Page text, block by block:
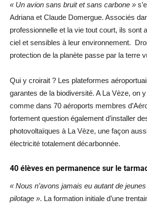
« Un avion sans bruit et sans carbone »
Adriana et Claude Domergue. Associés
professionnelle et la vie tout court, ils sont
ciel et sensibles à leur environnement.
protection de la planète passe par la terre
Qui y croirait ? Les plateformes
garantes de la biodiversité. A La Vèze, on
comme dans 70 aéroports membres
fortement question également d’installer
photovoltaïques à La Vèze, une façon
électricité totalement décarbonnée.
40 élèves en permanence sur le
« Nous n’avons jamais eu autant de
pilotage ». La formation initiale d’une